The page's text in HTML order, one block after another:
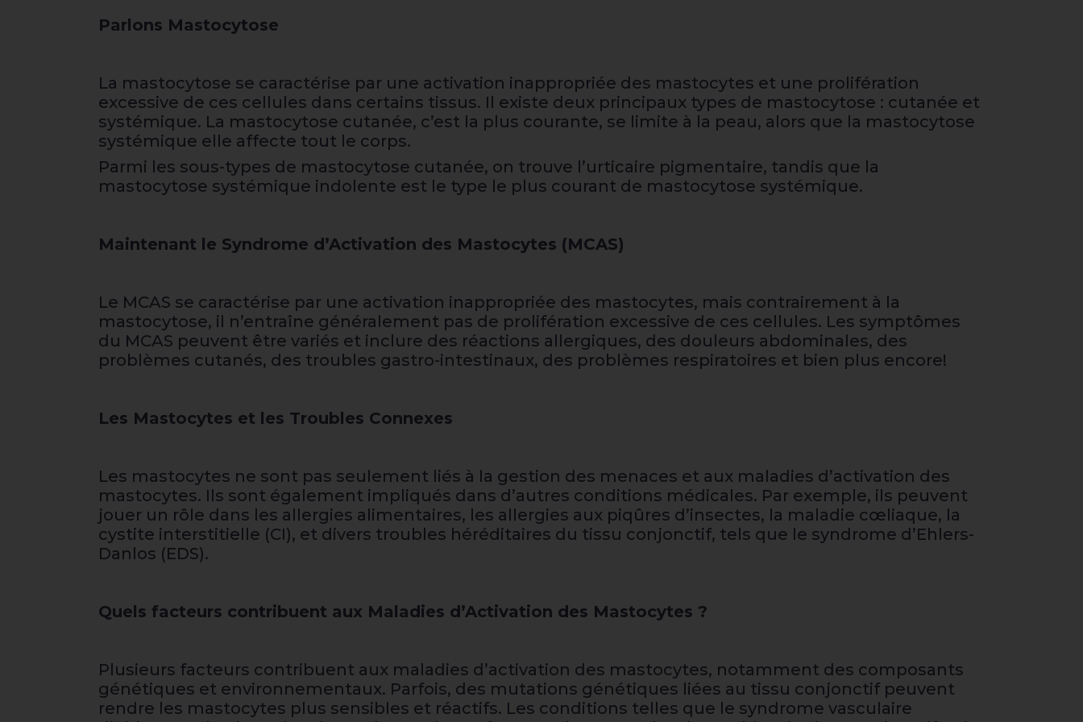
Parlons Mastocytose
La mastocytose se caractérise par une activation inappropriée des mastocytes et une prolifération
excessive de ces cellules dans certains tissus. Il existe deux principaux types de mastocytose : cutanée et
systémique. La mastocytose cutanée, c’est la plus courante, se limite à la peau, alors que la mastocytose
systémique elle affecte tout le corps.
Parmi les sous-types de mastocytose cutanée, on trouve l’urticaire pigmentaire, tandis que la
mastocytose systémique indolente est le type le plus courant de mastocytose systémique.
Maintenant le Syndrome d’Activation des Mastocytes (MCAS)
Le MCAS se caractérise par une activation inappropriée des mastocytes, mais contrairement à la
mastocytose, il n’entraîne généralement pas de prolifération excessive de ces cellules. Les symptômes
du MCAS peuvent être variés et inclure des réactions allergiques, des douleurs abdominales, des
problèmes cutanés, des troubles gastro-intestinaux, des problèmes respiratoires et bien plus encore!
Les Mastocytes et les Troubles Connexes
Les mastocytes ne sont pas seulement liés à la gestion des menaces et aux maladies d’activation des
mastocytes. Ils sont également impliqués dans d’autres conditions médicales. Par exemple, ils peuvent
jouer un rôle dans les allergies alimentaires, les allergies aux piqûres d’insectes, la maladie cœliaque, la
cystite interstitielle (CI), et divers troubles héréditaires du tissu conjonctif, tels que le syndrome d’Ehlers-
Danlos (EDS).
Quels facteurs contribuent aux Maladies d’Activation des Mastocytes ?
Plusieurs facteurs contribuent aux maladies d’activation des mastocytes, notamment des composants
génétiques et environnementaux. Parfois, des mutations génétiques liées au tissu conjonctif peuvent
rendre les mastocytes plus sensibles et réactifs. Les conditions telles que le syndrome vasculaire